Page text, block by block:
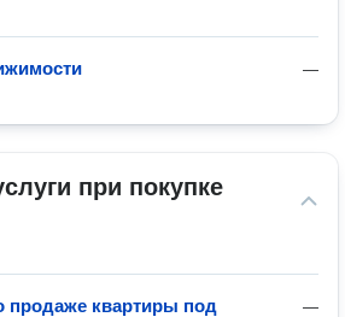
—
при покупке
—
продаже квартиры под